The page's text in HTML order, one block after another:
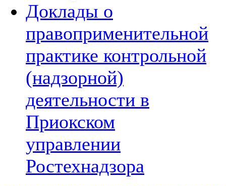
Доклады о
правоприменительной
практике контрольной
(надзорной)
деятельности в
Приокском
управлении
Ростехнадзора